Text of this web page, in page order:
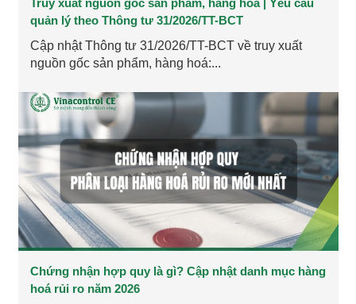
Truy xuất nguồn gốc sản phẩm, hàng hoá | Yêu cầu
quản lý theo Thông tư 31/2026/TT-BCT
Cập nhật Thông tư 31/2026/TT-BCT về truy xuất
nguồn gốc sản phẩm, hàng hoá:...
Chứng nhận hợp quy là gì? Cập nhật danh mục hàng
hoá rủi ro năm 2026